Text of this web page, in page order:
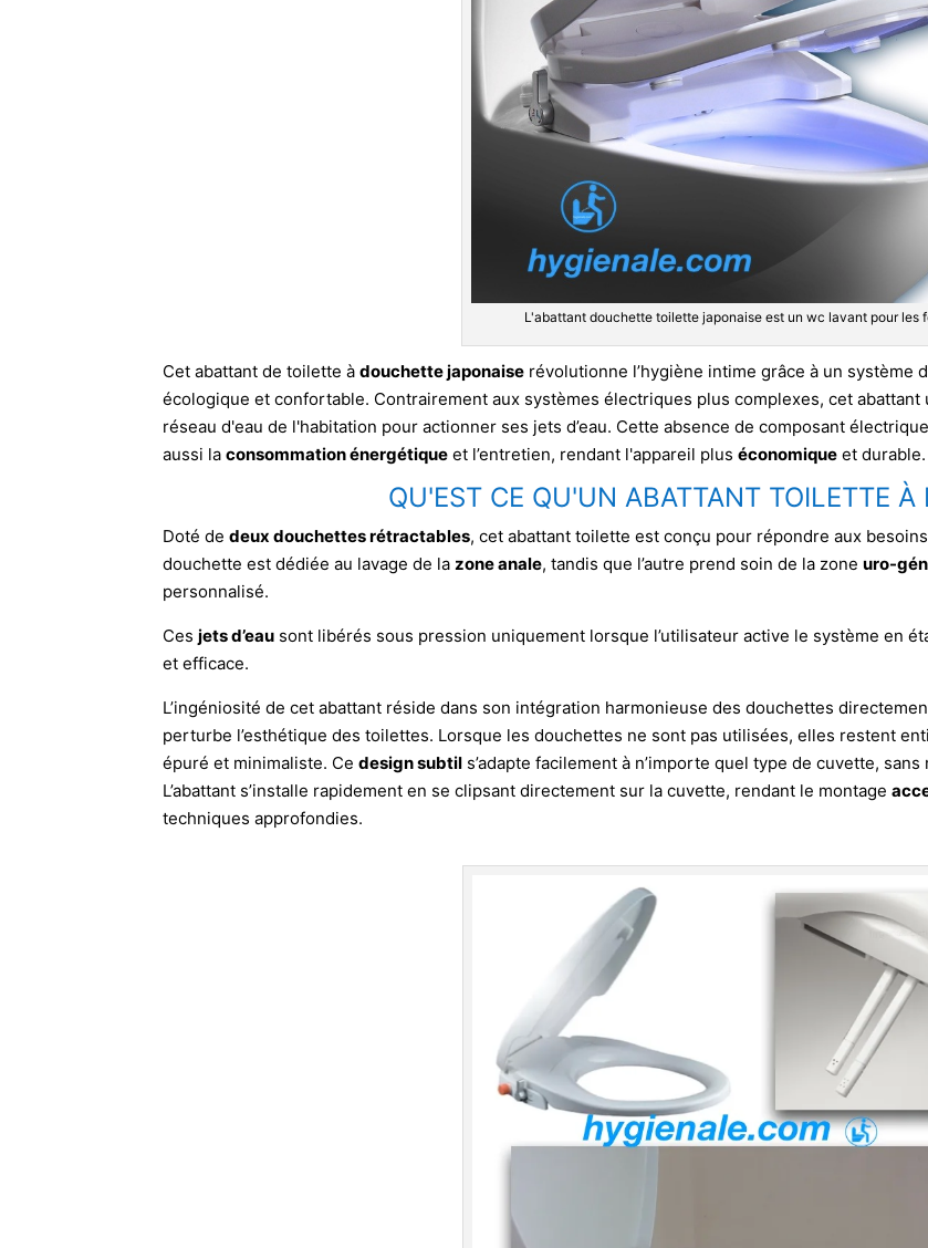
L'abattant douchette toilette japonaise est un wc lavant pour les
Cet abattant de toilette à douchette japonaise révolutionne l’hygiène intime grâce à un système
écologique et confortable. Contrairement aux systèmes électriques plus complexes, cet
réseau d'eau de l'habitation pour actionner ses jets d’eau. Cette absence de composant
aussi la consommation énergétique et l’entretien, rendant l'appareil plus économique et durable.
QU'EST CE QU'UN ABATTANT TOILETTE À
Doté de deux douchettes rétractables, cet abattant toilette est conçu pour répondre aux
douchette est dédiée au lavage de la zone anale, tandis que l’autre prend soin de la zone uro-
personnalisé.
Ces jets d’eau sont libérés sous pression uniquement lorsque l’utilisateur active le système en
et efficace.
L’ingéniosité de cet abattant réside dans son intégration harmonieuse des douchettes
perturbe l’esthétique des toilettes. Lorsque les douchettes ne sont pas utilisées, elles restent
épuré et minimaliste. Ce design subtil s’adapte facilement à n’importe quel type de cuvette,
L’abattant s’installe rapidement en se clipsant directement sur la cuvette, rendant le montage
techniques approfondies.